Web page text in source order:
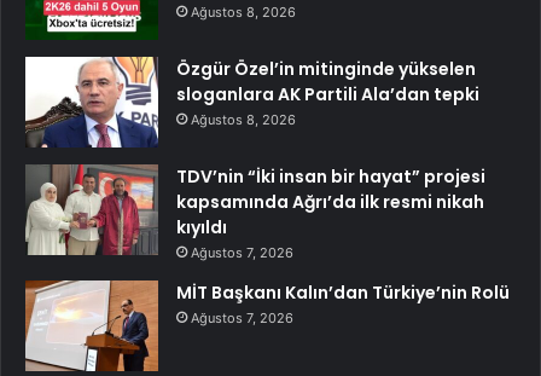
Ağustos 8, 2026
Özgür Özel’in mitinginde yükselen
sloganlara AK Partili Ala’dan tepki
Ağustos 8, 2026
TDV’nin “İki insan bir hayat” projesi
kapsamında Ağrı’da ilk resmi nikah
kıyıldı
Ağustos 7, 2026
MİT Başkanı Kalın’dan Türkiye’nin Rolü
Ağustos 7, 2026